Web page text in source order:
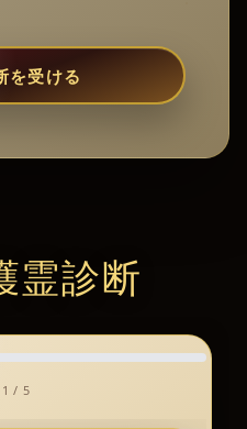
を受ける
霊診断
/ 5